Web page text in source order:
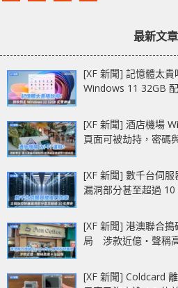
最新文章
[XF 新聞] 記憶體太
Windows 11 32GB
[XF 新聞] 酒店機場
頁面可被劫持，密碼
[XF 新聞] 數千台伺
漏洞部分甚至超過 10
[XF 新聞] 港澳聯合
局 涉款近億‧聲稱
[XF 新聞] Coldcard